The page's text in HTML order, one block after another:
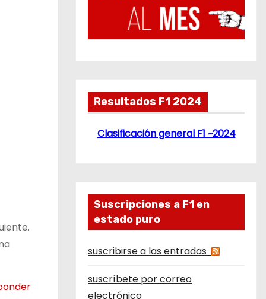
Resultados F1 2024
Clasificación general F1 ~2024
Suscripciones a F1 en
estado puro
suscribirse a las entradas
suscríbete por correo
electrónico